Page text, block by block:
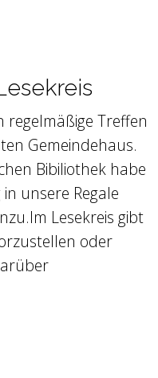
regelmäßige Treffen
Gemeindehaus.
Bibiliothek habe
unsere Regale
Lesekreis gibt
oder